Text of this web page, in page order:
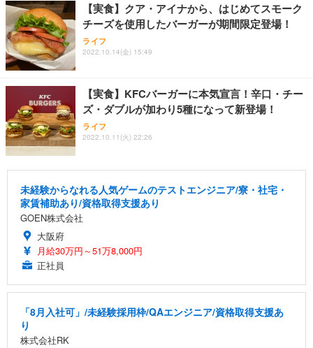
【実食】クア・アイナから、はじめてスモーク
チーズを使用したバーガーが期間限定登場！
ライフ
2022.10.14(金) 15:49
【実食】KFCバーガーに本気宣言！辛口・チー
ズ・ダブルが加わり5種になって新登場！
ライフ
2022.10.11(火) 22:26
未経験からなれる人気ゲームのテストエンジニア/寮・社宅・
家賃補助あり/資格取得支援あり
GOEN株式会社
大阪府
月給30万円～51万8,000円
正社員
「8月入社可」/未経験採用枠/QAエンジニア/資格取得支援あ
り
株式会社RK